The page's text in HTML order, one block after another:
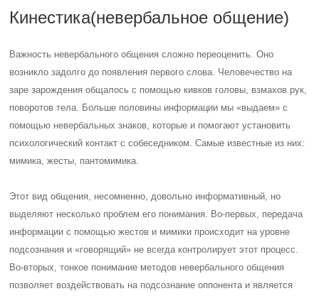
Кинестика(невербальное общение)
Важность невербального общения сложно переоценить. Оно
возникло задолго до появления первого слова. Человечество на
заре зарождения общалось с помощью кивков головы, взмахов рук,
поворотов тела. Больше половины информации мы «выдаем» с
помощью невербальных знаков, которые и помогают установить
психологический контакт с собеседником. Самые известные из них:
мимика, жесты, пантомимика.
Этот вид общения, несомненно, довольно информативный, но
выделяют несколько проблем его понимания. Во-первых, передача
информации с помощью жестов и мимики происходит на уровне
подсознания и «говорящий» не всегда контролирует этот процесс.
Во-вторых, тонкое понимание методов невербального общения
позволяет воздействовать на подсознание оппонента и является